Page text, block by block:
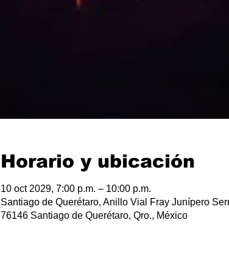
Horario y ubicación
10 oct 2029, 7:00 p.m. – 10:00 p.m.
Santiago de Querétaro, Anillo Vial Fray Junípero
76146 Santiago de Querétaro, Qro., México